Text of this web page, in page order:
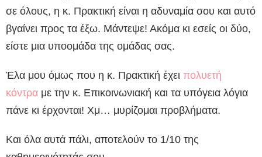
σε όλους, η κ. Πρακτική είναι η αδυναμία σου και αυτό
βγαίνει προς τα έξω. Μάντεψε! Ακόμα κι εσείς οι δύο,
είστε μια υποομάδα της ομάδας σας.
Έλα μου όμως που η κ. Πρακτική έχει πολυετή
κόντρα με την κ. Επικοινωνιακή και τα υπόγεια λόγια
πάνε κι έρχονται! Χμ… μυρίζομαι προβλήματα.
Και όλα αυτά πάλι, αποτελούν το 1/10 της